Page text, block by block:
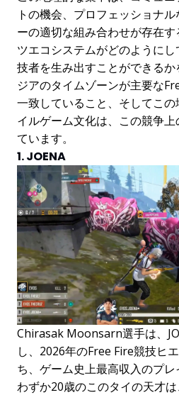
トの機会、プロフェッショナ
ーの適切な組み合わせが存在
ツエコシステムがどのように
技者を生み出すことができる
ジアのタイムゾーンが主要な
一致していること、そしてこ
イルゲーム文化は、この競争
ています。
1. JOENA
Chirasak Moonsarn選手は、
し、2026年のFree Fire競技ヒ
ち、ゲーム史上最高収入のプレ
わずか20歳のこのタイの天才